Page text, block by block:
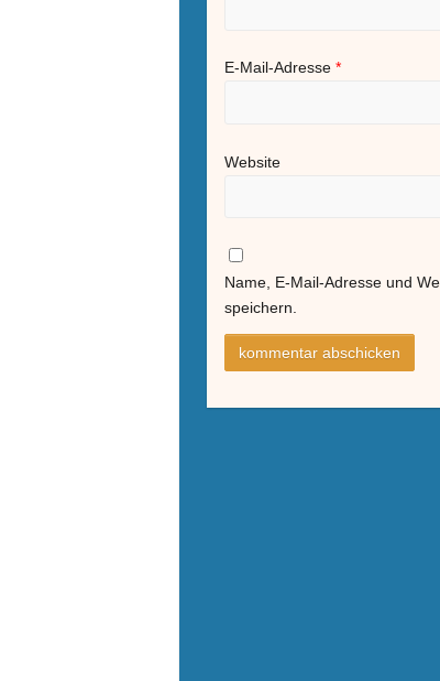
E-Mail-Adresse*
Website
Name, E-Mail-Adresse und
speichern.